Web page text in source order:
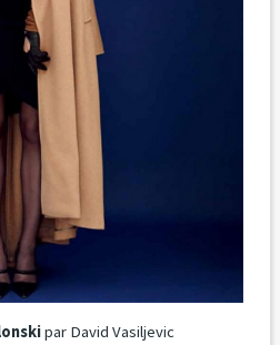
par David Vasiljevic